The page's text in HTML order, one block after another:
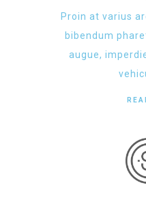
Proin at varius
bibendum
augue,